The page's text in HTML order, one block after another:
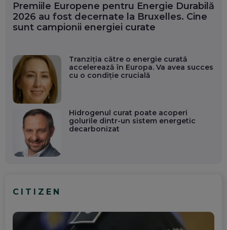
Premiile Europene pentru Energie Durabilă
2026 au fost decernate la Bruxelles. Cine
sunt campionii energiei curate
Tranziția către o energie curată
accelerează în Europa. Va avea succes
cu o condiție crucială
Hidrogenul curat poate acoperi
golurile dintr-un sistem energetic
decarbonizat
CITIZEN